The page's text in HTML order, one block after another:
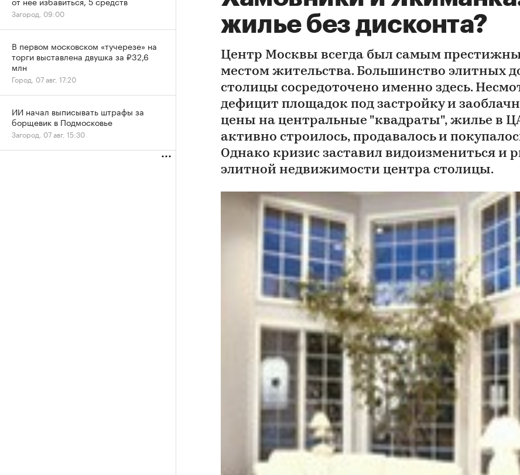
жилье без дисконта?
Центр Москвы всегда был самым
местом жительства. Большинство элитных
столицы сосредоточено именно здесь.
дефицит площадок под застройку и
цены на центральные "квадраты", жилье в
активно строилось, продавалось и
Однако кризис заставил видоизмениться и
элитной недвижимости центра столицы.
Загород, 09:00
В первом московском «тучерезе» на
торги выставлена двушка за ₽32,6
млн
Город, 07 авг, 17:20
ИИ начал выписывать штрафы за
борщевик в Подмосковье
Загород, 07 авг, 15:30